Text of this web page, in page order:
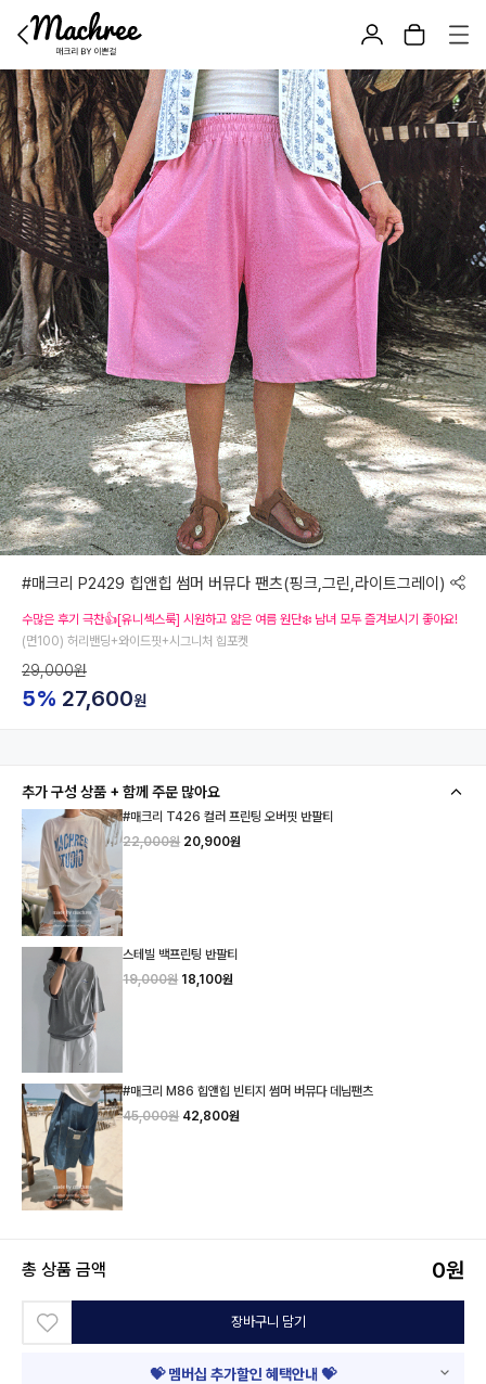
#매크리 P2429 힙앤힙 썸머 버뮤다 팬츠(핑크,그린,라이트그레이)
수많은 후기 극찬👍[유니섹스룩] 시원하고 얇은 여름 원단❄️ 남녀 모두 즐겨보시기 좋아요!
(면100) 허리밴딩+와이드핏+시그니처 힙포켓
29,000원
5% 27,600원
추가 구성 상품 + 함께 주문 많아요
#매크리 T426 컬러 프린팅 오버핏 반팔티
22,000원 20,900원
스테빌 백프린팅 반팔티
19,000원 18,100원
#매크리 M86 힙앤힙 빈티지 썸머 버뮤다 데님팬츠
45,000원 42,800원
총 상품 금액 0원
장바구니 담기
💝 멤버십 추가할인 혜택안내 💝